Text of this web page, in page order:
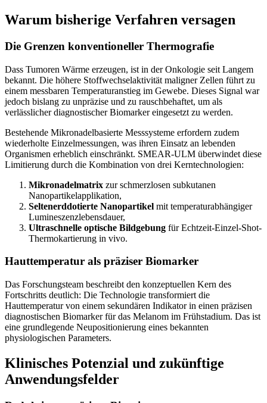
Warum bisherige Verfahren versagen
Die Grenzen konventioneller Thermografie
Dass Tumoren Wärme erzeugen, ist in der Onkologie seit Langem
bekannt. Die höhere Stoffwechselaktivität maligner Zellen führt zu
einem messbaren Temperaturanstieg im Gewebe. Dieses Signal war
jedoch bislang zu unpräzise und zu rauschbehaftet, um als
verlässlicher diagnostischer Biomarker eingesetzt zu werden.
Bestehende Mikronadelbasierte Messsysteme erfordern zudem
wiederholte Einzelmessungen, was ihren Einsatz an lebenden
Organismen erheblich einschränkt. SMEAR-ULM überwindet diese
Limitierung durch die Kombination von drei Kerntechnologien:
Mikronadelmatrix zur schmerzlosen subkutanen
Nanopartikelapplikation,
Seltenerddotierte Nanopartikel mit temperaturabhängiger
Lumineszenzlebensdauer,
Ultraschnelle optische Bildgebung für Echtzeit-Einzel-Shot-
Thermokartierung in vivo.
Hauttemperatur als präziser Biomarker
Das Forschungsteam beschreibt den konzeptuellen Kern des
Fortschritts deutlich: Die Technologie transformiert die
Hauttemperatur von einem sekundären Indikator in einen präzisen
diagnostischen Biomarker für das Melanom im Frühstadium. Das ist
eine grundlegende Neupositionierung eines bekannten
physiologischen Parameters.
Klinisches Potenzial und zukünftige
Anwendungsfelder